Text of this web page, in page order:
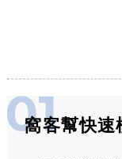
窩客幫快速